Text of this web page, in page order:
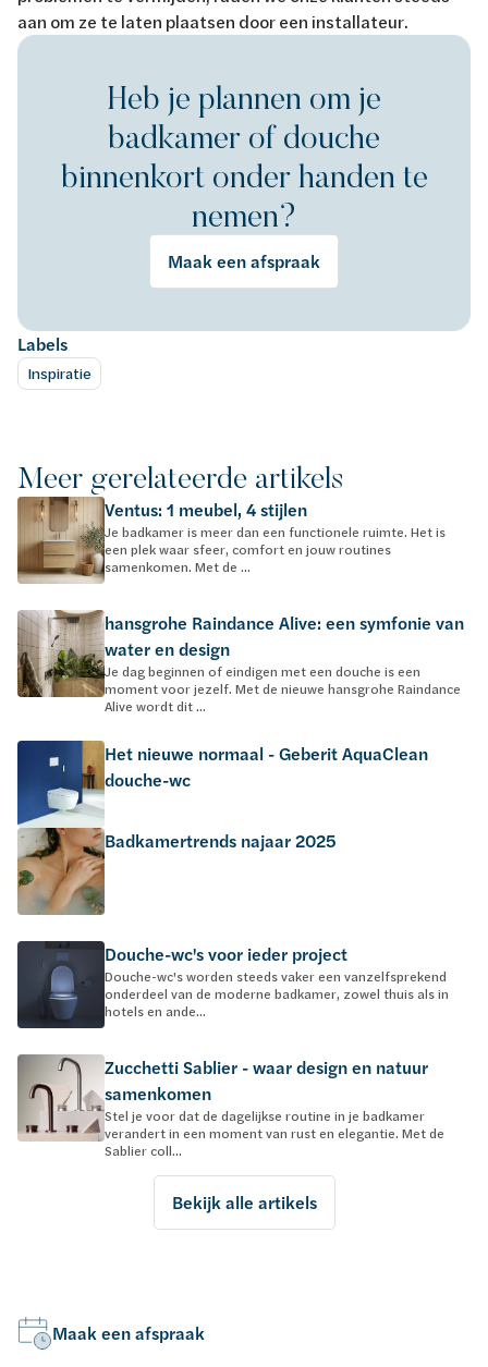
aan om ze te laten plaatsen door een installateur.
Heb je plannen om je
badkamer of douche
binnenkort onder handen te
nemen?
Maak een afspraak
Labels
Inspiratie
Meer gerelateerde artikels
Ventus: 1 meubel, 4 stijlen
Je badkamer is meer dan een functionele ruimte. Het is
een plek waar sfeer, comfort en jouw routines
samenkomen. Met de ...
hansgrohe Raindance Alive: een symfonie van
water en design
Je dag beginnen of eindigen met een douche is een
moment voor jezelf. Met de nieuwe hansgrohe Raindance
Alive wordt dit ...
Het nieuwe normaal - Geberit AquaClean
douche-wc
Badkamertrends najaar 2025
Douche-wc's voor ieder project
Douche-wc's worden steeds vaker een vanzelfsprekend
onderdeel van de moderne badkamer, zowel thuis als in
hotels en ande...
Zucchetti Sablier - waar design en natuur
samenkomen
Stel je voor dat de dagelijkse routine in je badkamer
verandert in een moment van rust en elegantie. Met de
Sablier coll...
Bekijk alle artikels
Maak een afspraak